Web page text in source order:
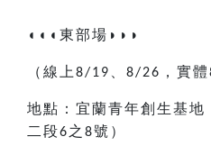
◖◖◖ 東部場 ◗◗◗
（線上 8/19 8/26 ，實體
地點：宜蘭青年創生基地
二段6之 8號）